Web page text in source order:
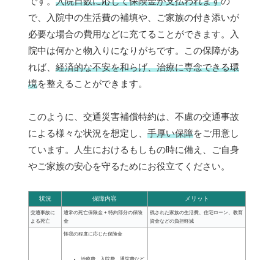
で、入院中の生活費の補填や、ご家族の付き添いが
必要な場合の費用などに充てることができます。入
院中は何かと物入りになりがちです。この保障があ
れば、 経済的な不安を和らげ、治療に専念できる環
境を整えることができます。
このように、交通災害補償特約は、不慮の交通事故
による様々な状況を想定し、 手厚い保障をご用意し
ています。人生におけるもしもの時に備え、ご自身
やご家族の安心を守るためにお役立てください。
状況 保障内容 メリット
交通事故に
よる死亡
通常の死亡保険金 + 特約部分の保険
金
残された家族の生活費、住宅ローン、教育
資金などの負担軽減
怪我の程度に応じた保険金
治療費、入院費、通院費など